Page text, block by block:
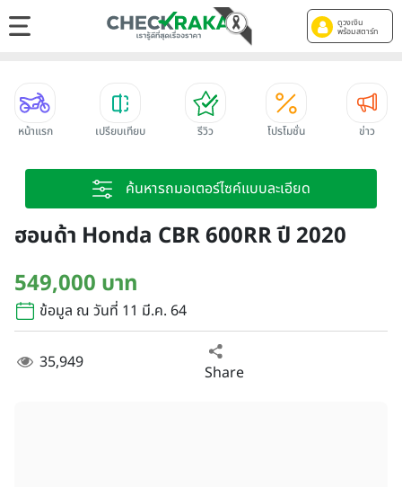
ดูวงเงิน
พร้อมสตาร์ท
หน้าแรก เปรียบเทียบ รีวิว โปรโมชั่น ข่าว
ค้นหารถมอเตอร์ไซค์แบบละเอียด
ฮอนด้า Honda CBR 600RR ปี 2020
549,000 บาท
ข้อมูล ณ วันที่ 11 มี.ค. 64
35,949 Share